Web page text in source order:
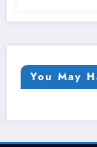
You May